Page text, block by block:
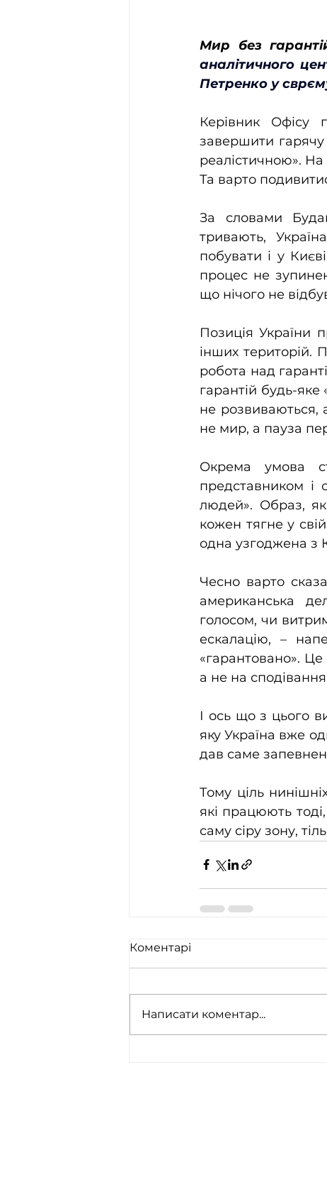
Мир без
аналітичного
Петренко у
Керівник Офісу
завершити
реалістичною».
Та варто
За словами
тривають,
побувати і у
процес не
що нічого не
Позиція України
інших територій.
робота над
гарантій будь-
не розвиваються,
не мир, а пауза
Окрема умова
представником і
людей». Образ,
кожен тягне у свій
одна узгоджена з
Чесно варто
американська
голосом, чи
ескалацію, –
«гарантовано». Це
а не на
І ось що з цього
яку Україна вже
дав саме
Тому ціль
які працюють
саму сіру зону,
Коментарі
Написати коментар...